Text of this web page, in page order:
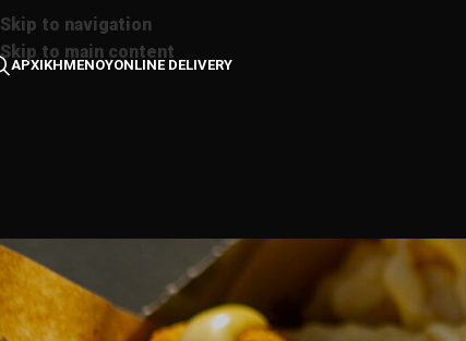
Skip to navigation
Skip to main content
ΑΡΧΙΚΗΜΕΝΟΥONLINE DELIVERY